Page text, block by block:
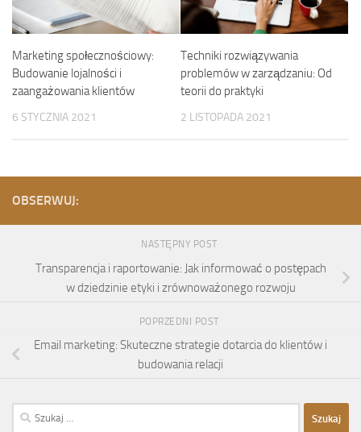
Marketing społecznościowy:
Budowanie lojalności i
zaangażowania klientów
6 STYCZNIA 2021
Techniki rozwiązywania
problemów w zarządzaniu: Od
teorii do praktyki
2 LISTOPADA 2021
OBSERWUJ:
NASTĘPNY POST
Transparencja i raportowanie: Jak informować o postępach
w dziedzinie etyki i zrównoważonego rozwoju
POPRZEDNI POST
Email marketing: Skuteczne strategie dotarcia do klientów i
budowania relacji
Szukaj: